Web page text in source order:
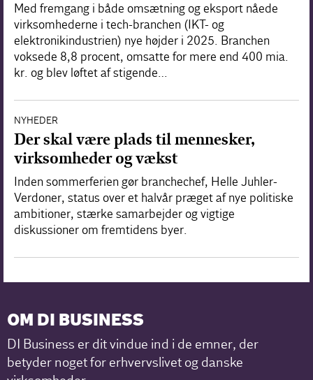
Med fremgang i både omsætning og eksport nåede
virksomhederne i tech-branchen (IKT- og
elektronikindustrien) nye højder i 2025. Branchen
voksede 8,8 procent, omsatte for mere end 400 mia.
kr. og blev løftet af stigende…
NYHEDER
Der skal være plads til mennesker,
virksomheder og vækst
Inden sommerferien gør branchechef, Helle Juhler-
Verdoner, status over et halvår præget af nye politiske
ambitioner, stærke samarbejder og vigtige
diskussioner om fremtidens byer.
OM DI BUSINESS
DI Business er dit vindue ind i de emner, der
betyder noget for erhvervslivet og danske